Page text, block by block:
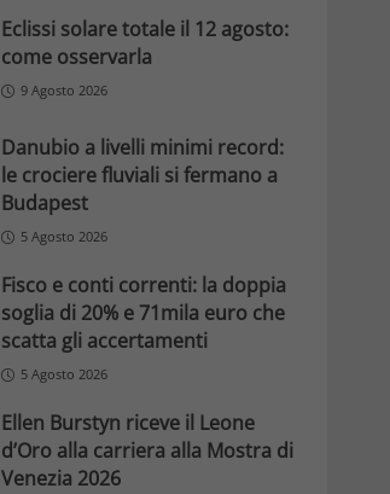
Eclissi solare totale il 12 agosto:
come osservarla
9 Agosto 2026
Danubio a livelli minimi record:
le crociere fluviali si fermano a
Budapest
5 Agosto 2026
Fisco e conti correnti: la doppia
soglia di 20% e 71mila euro che
scatta gli accertamenti
5 Agosto 2026
Ellen Burstyn riceve il Leone
d’Oro alla carriera alla Mostra di
Venezia 2026